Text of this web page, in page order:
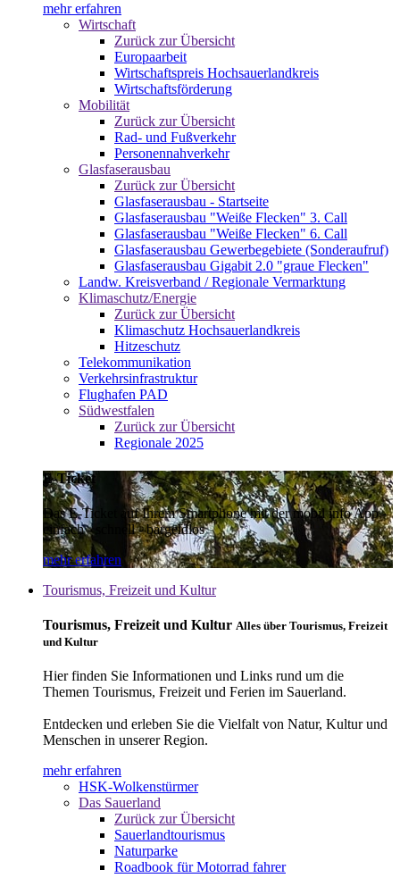
mehr erfahren
Wirtschaft
Zurück zur Übersicht
Europaarbeit
Wirtschaftspreis Hochsauerlandkreis
Wirtschaftsförderung
Mobilität
Zurück zur Übersicht
Rad- und Fußverkehr
Personennahverkehr
Glasfaserausbau
Zurück zur Übersicht
Glasfaserausbau - Startseite
Glasfaserausbau "Weiße Flecken" 3. Call
Glasfaserausbau "Weiße Flecken" 6. Call
Glasfaserausbau Gewerbegebiete (Sonderaufruf)
Glasfaserausbau Gigabit 2.0 "graue Flecken"
Landw. Kreisverband / Regionale Vermarktung
Klimaschutz/Energie
Zurück zur Übersicht
Klimaschutz Hochsauerlandkreis
Hitzeschutz
Telekommunikation
Verkehrsinfrastruktur
Flughafen PAD
Südwestfalen
Zurück zur Übersicht
Regionale 2025
E-Ticket
Das E-Ticket auf Ihrem Smartphone mit der mobil info App -
einfach - schnell - bargeldlos
mehr erfahren
Tourismus, Freizeit und Kultur
Tourismus, Freizeit und Kultur Alles über Tourismus, Freizeit
und Kultur
Hier finden Sie Informationen und Links rund um die
Themen Tourismus, Freizeit und Ferien im Sauerland.
Entdecken und erleben Sie die Vielfalt von Natur, Kultur und
Menschen in unserer Region.
mehr erfahren
HSK-Wolkenstürmer
Das Sauerland
Zurück zur Übersicht
Sauerlandtourismus
Naturparke
Roadbook für Motorrad fahrer